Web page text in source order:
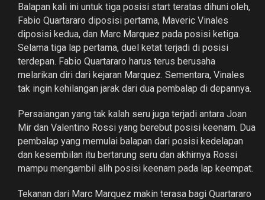
Balapan kali ini untuk tiga posisi start teratas dihuni oleh,
Fabio Quartararo diposisi pertama, Maveric Vinales
diposisi kedua, dan Marc Marquez pada posisi ketiga.
Selama tiga lap pertama, duel ketat terjadi di posisi
terdepan. Fabio Quartararo harus terus berusaha
melarikan diri dari kejaran Marquez. Sementara, Vinales
tak ingin kehilangan jarak dari dua pembalap di depannya.
Persaiangan yang tak kalah seru juga terjadi antara Joan
Mir dan Valentino Rossi yang berebut posisi keenam. Dua
pembalap yang memulai balapan dari posisi kedelapan
dan kesembilan itu bertarung seru dan akhirnya Rossi
mampu mengambil alih posisi keenam pada lap keempat.
Tekanan dari Marc Marquez makin terasa bagi Quartararo